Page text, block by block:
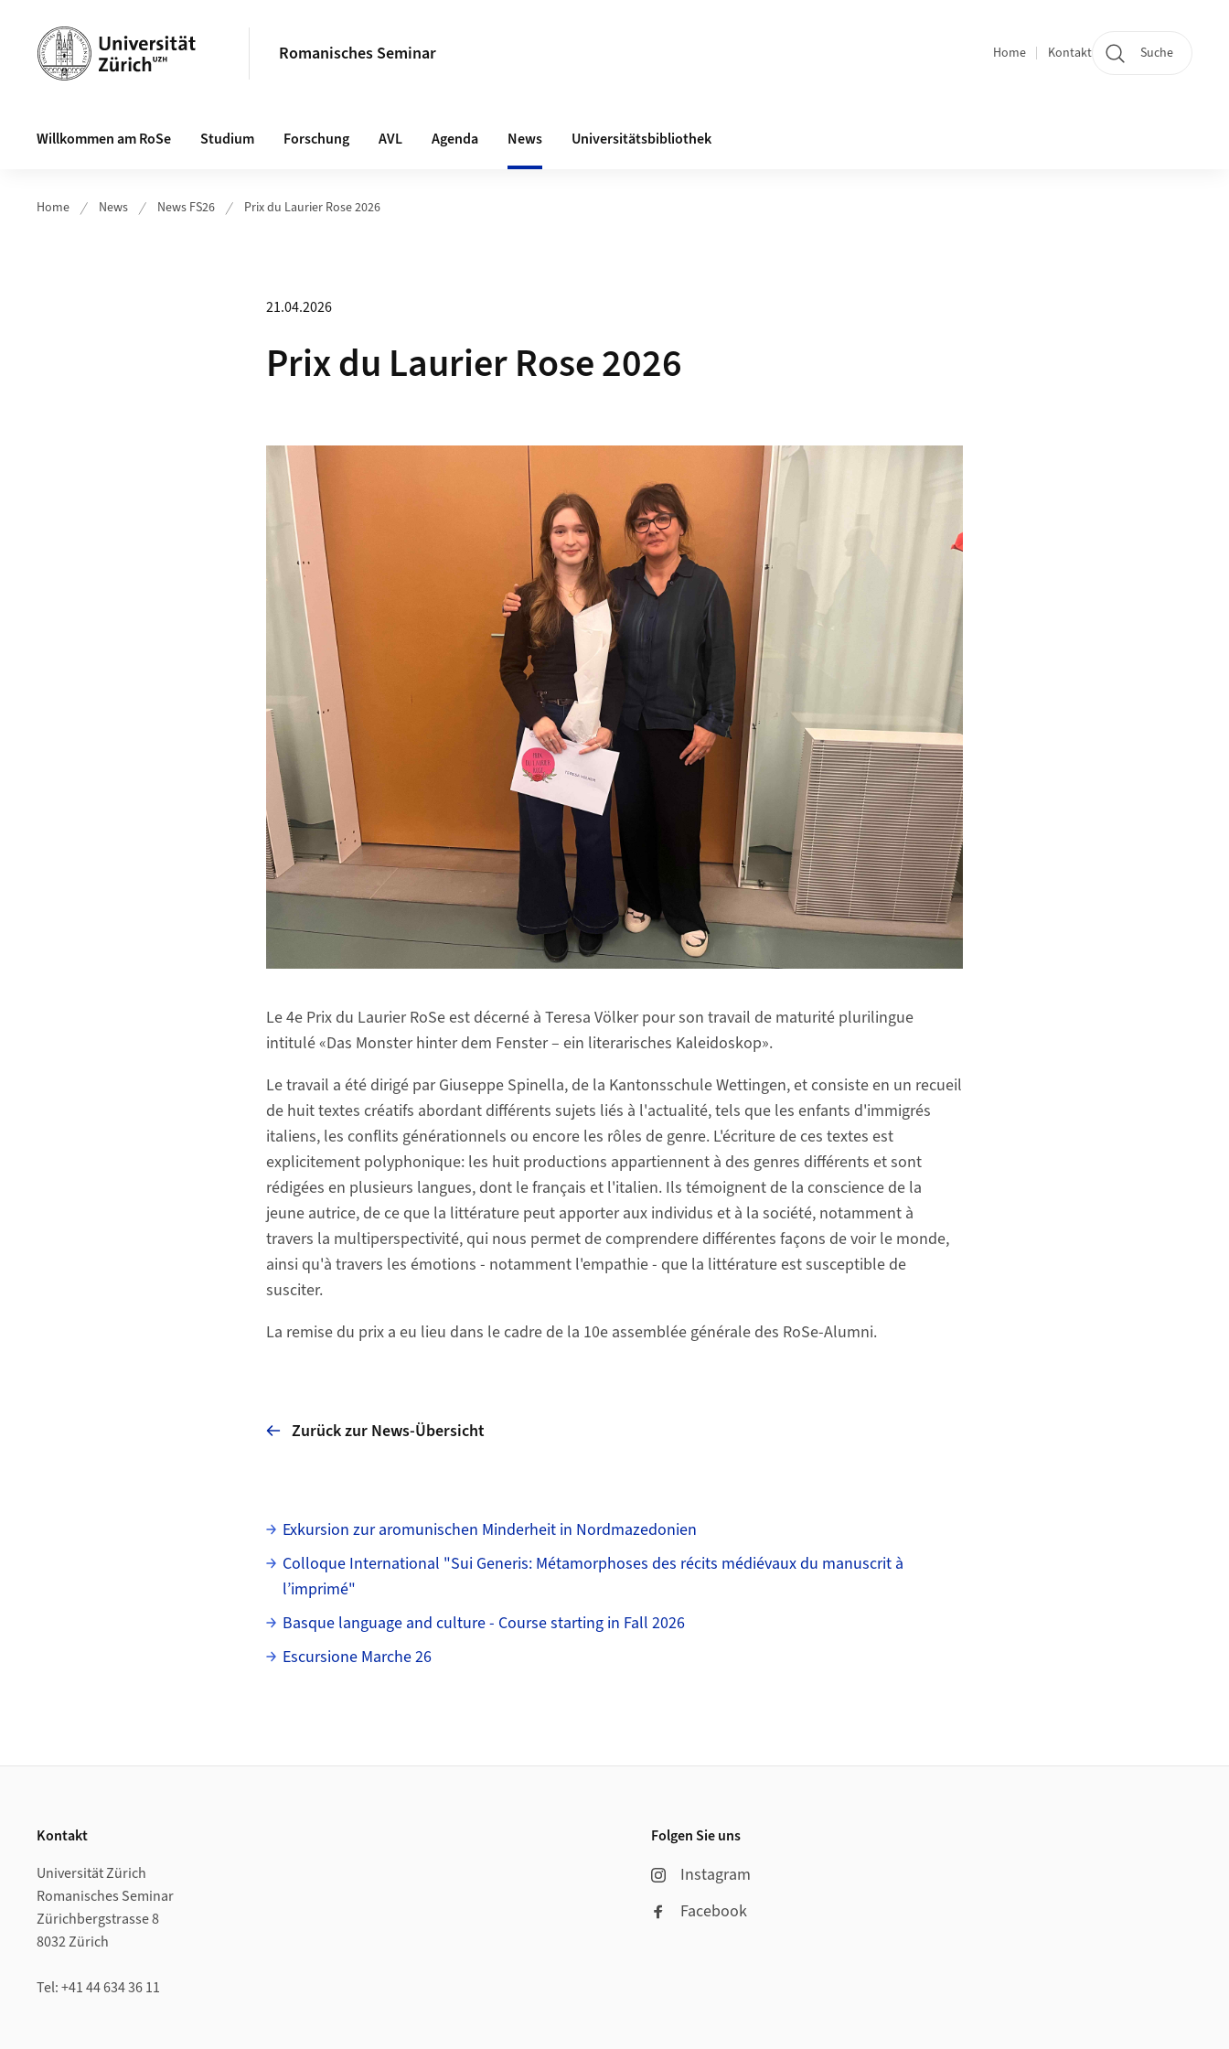
Romanisches Seminar
Quicklinks
Home Kontakt Suche
Willkommen am RoSe Studium Forschung AVL Agenda News Universitätsbibliothek
Home News News FS26 Prix du Laurier Rose 2026
21.04.2026
Prix du Laurier Rose 2026
Le 4e Prix du Laurier RoSe est décerné à Teresa Völker pour son travail de maturité plurilingue
intitulé«Das Monster hinter dem Fenster – ein literarisches Kaleidoskop».
Le travail a été dirigé par Giuseppe Spinella, de la Kantonsschule Wettingen, et consiste en un recueil
de huit textes créatifs abordant différents sujets liés à l'actualité, tels que les enfants d'immigrés
italiens, les conflits générationnels ou encore les rôles de genre. L'écriture de ces textes est
explicitement polyphonique: les huit productions appartiennent à des genres différents et sont
rédigées en plusieurs langues, dont le français et l'italien. Ils témoignent de la conscience de la
jeune autrice, de ce que la littérature peut apporter aux individus et à la société, notamment à
travers la multiperspectivité, qui nous permet de comprendere différentes façons de voir le monde,
ainsi qu'à travers les émotions - notamment l'empathie - que la littérature est susceptible de
susciter.
La remise du prix a eu lieu dans le cadre de la 10e assemblée générale des RoSe-Alumni.
Zurück zur News-Übersicht
Unterseiten
Exkursion zur aromunischen Minderheit in Nordmazedonien
Colloque International "Sui Generis: Métamorphoses des récits médiévaux du manuscrit à
l’imprimé"
Basque language and culture - Course starting in Fall 2026
Escursione Marche 26
Kontakt
Universität Zürich
Romanisches Seminar
Zürichbergstrasse 8
8032 Zürich
Tel: +41 44 634 36 11
Folgen Sie uns
Instagram
Facebook